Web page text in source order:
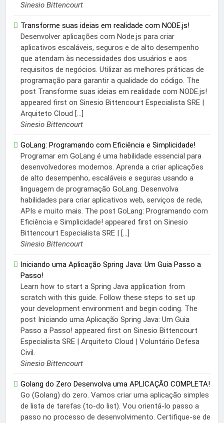
Sinesio Bittencourt
Transforme suas ideias em realidade com NODE.js!
Desenvolver aplicações com Node.js para criar
aplicativos escaláveis, seguros e de alto desempenho
que atendam às necessidades dos usuários e aos
requisitos de negócios. Utilizar as melhores práticas de
programação para garantir a qualidade do código. The
post Transforme suas ideias em realidade com NODE.js!
appeared first on Sinesio Bittencourt Especialista SRE |
Arquiteto Cloud […]
Sinesio Bittencourt
GoLang: Programando com Eficiência e Simplicidade!
Programar em GoLang é uma habilidade essencial para
desenvolvedores modernos. Aprenda a criar aplicações
de alto desempenho, escaláveis e seguras usando a
linguagem de programação GoLang. Desenvolva
habilidades para criar aplicativos web, serviços de rede,
APIs e muito mais. The post GoLang: Programando com
Eficiência e Simplicidade! appeared first on Sinesio
Bittencourt Especialista SRE | […]
Sinesio Bittencourt
Iniciando uma Aplicação Spring Java: Um Guia Passo a
Passo!
Learn how to start a Spring Java application from
scratch with this guide. Follow these steps to set up
your development environment and begin coding. The
post Iniciando uma Aplicação Spring Java: Um Guia
Passo a Passo! appeared first on Sinesio Bittencourt
Especialista SRE | Arquiteto Cloud | Voluntário Defesa
Civil.
Sinesio Bittencourt
Golang do Zero Desenvolva uma APLICAÇÃO COMPLETA!
Go (Golang) do zero. Vamos criar uma aplicação simples
de lista de tarefas (to-do list). Vou orientá-lo passo a
passo no processo de desenvolvimento. Certifique-se de